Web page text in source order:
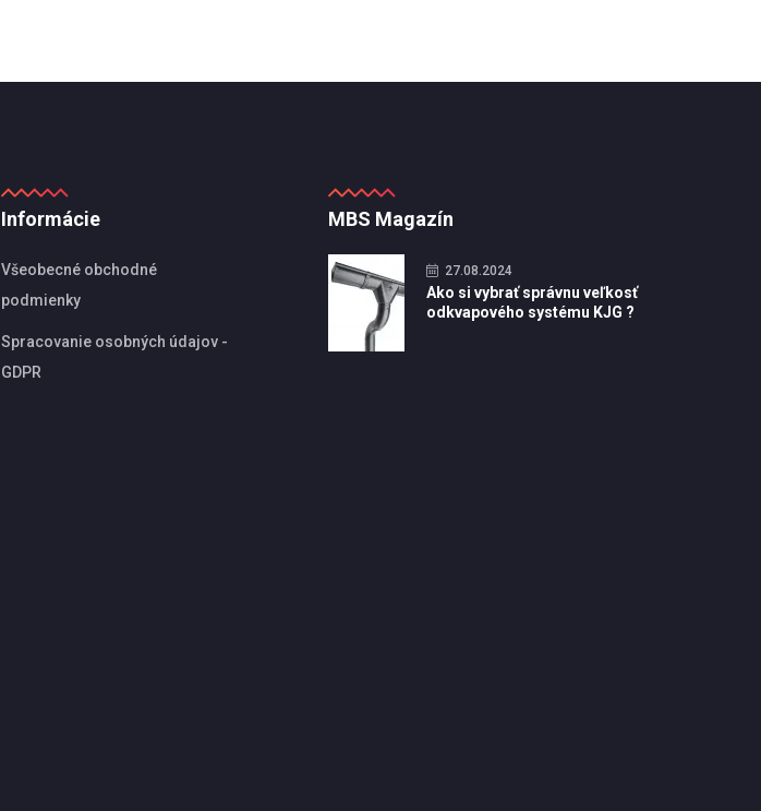
Informácie
Všeobecné obchodné
podmienky
Spracovanie osobných údajov -
GDPR
MBS Magazín
27.08.2024
Ako si vybrať správnu veľkosť
odkvapového systému KJG ?